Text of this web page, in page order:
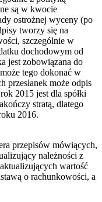
są w kwocie
ostrożnej wyceny (po
tworzy się na
szczególnie w
dochodowym od
jest zobowiązana do
tego dokonać w
przesłanek może odpis
2015 jest dla spółki
stratą, dlatego
2016.
przepisów mówiących,
należności z
wartość
o rachunkowości, a